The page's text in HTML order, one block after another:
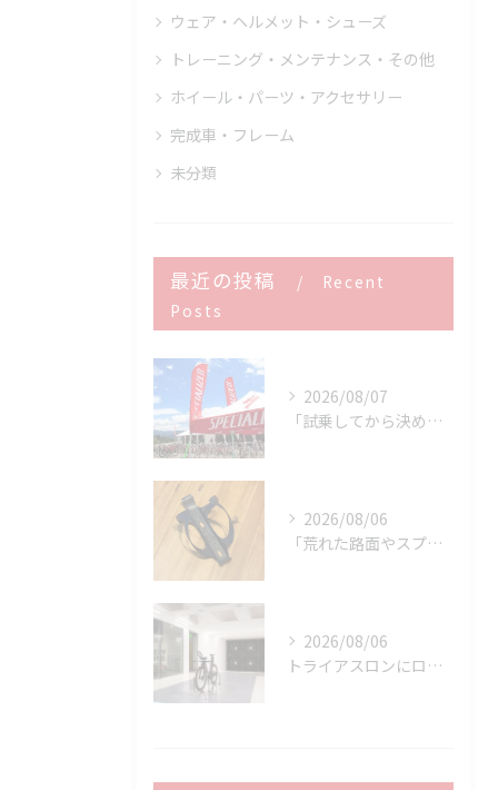
ウェア・ヘルメット・シューズ
トレーニング・メンテナンス・その他
ホイール・パーツ・アクセサリー
完成車・フレーム
未分類
最近の投稿
Recent
Posts
2026/08/07
「試乗してから決める。」 それがPOWER-KIDSの一番大切にしていることです。
2026/08/06
「荒れた路面やスプリントでボトルが飛んでヒヤッとしたこと、あ...
2026/08/06
トライアスロンにロードバイクはどこまで使える？